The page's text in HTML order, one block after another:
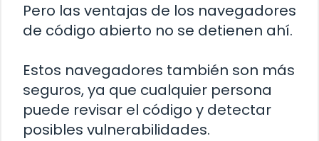
Pero las ventajas de los navegadores
de código abierto no se detienen ahí.
Estos navegadores también son más
seguros, ya que cualquier persona
puede revisar el código y detectar
posibles vulnerabilidades.